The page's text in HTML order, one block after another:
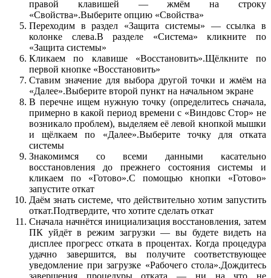
правой клавишей — жмём на строку
«Свойства».Выберите опцию «Свойства»
Переходим в раздел «Защита системы» — ссылка в
колонке слева.В разделе «Система» кликните по
«Защита системы»
Кликаем по клавише «Восстановить».Щёлкните по
первой кнопке «Восстановить»
Ставим значение для выбора другой точки и жмём на
«Далее».Выберите второй пункт на начальном экране
В перечне ищем нужную точку (определитесь сначала,
примерно в какой период времени с «Виндовс Стор» не
возникало проблем), выделяем её левой кнопкой мышки
и щёлкаем по «Далее».Выберите точку для отката
системы
Знакомимся со всеми данными касательно
восстановления до прежнего состояния системы и
кликаем по «Готово».С помощью кнопки «Готово»
запустите откат
Даём знать системе, что действительно хотим запустить
откат.Подтвердите, что хотите сделать откат
Сначала начнётся инициализация восстановления, затем
ПК уйдёт в режим загрузки — вы будете видеть на
дисплее прогресс отката в процентах. Когда процедура
удачно завершится, вы получите соответствующее
уведомление при загрузке «Рабочего стола».Дождитесь
завершения процедуры отката — ни на что не